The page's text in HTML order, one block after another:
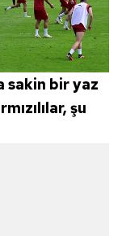
sakin bir yaz
şu